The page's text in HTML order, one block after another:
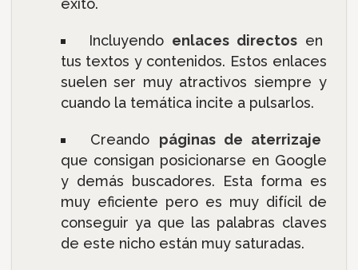
éxito.
Incluyendo enlaces directosen
tus textos y contenidos. Estos enlaces
suelen ser muy atractivos siempre y
cuando la temática incite a pulsarlos.
Creando páginas de aterrizaje
que consigan posicionarse en Google
y demás buscadores. Esta forma es
muy eficiente pero es muy difícil de
conseguir ya que las palabras claves
de este nicho están muy saturadas.